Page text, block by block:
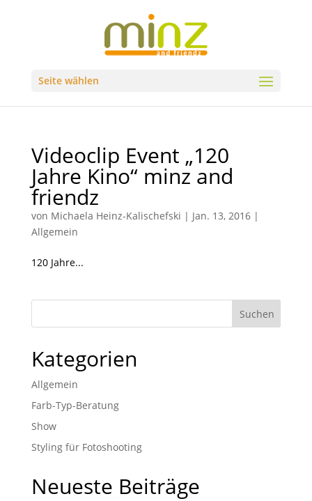
Seite wählen
Videoclip Event „120
Jahre Kino“ minz and
friendz
von Michaela Heinz-Kalischefski | Jan. 13, 2016|
Allgemein
120 Jahre...
Kategorien
Allgemein
Farb-Typ-Beratung
Show
Styling für Fotoshooting
Neueste Beiträge